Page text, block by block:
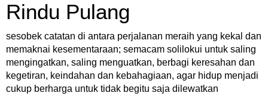
Rindu Pulang
sesobek catatan di antara perjalanan meraih yang kekal dan
memaknai kesementaraan; semacam solilokui untuk saling
mengingatkan, saling menguatkan, berbagi keresahan dan
kegetiran, keindahan dan kebahagiaan, agar hidup menjadi
cukup berharga untuk tidak begitu saja dilewatkan